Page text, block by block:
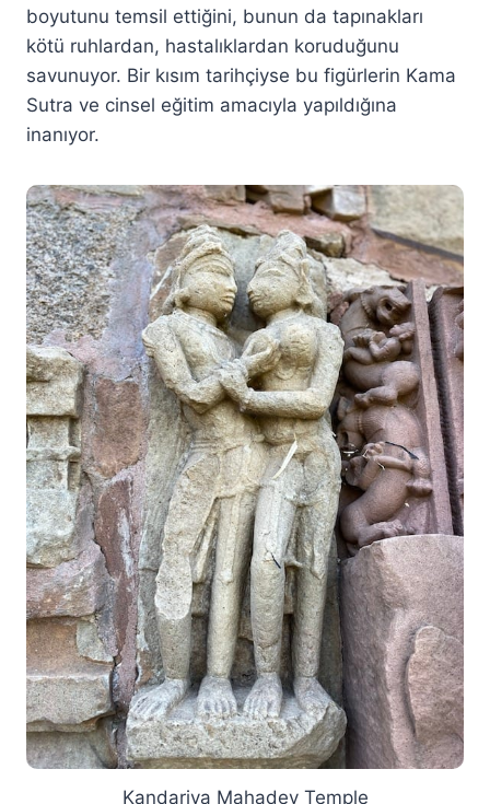
boyutunu temsil ettiğini, bunun da tapınakları
kötü ruhlardan, hastalıklardan koruduğunu
savunuyor. Bir kısım tarihçiyse bu figürlerin Kama
Sutra ve cinsel eğitim amacıyla yapıldığına
inanıyor.
Kandariya Mahadev Temple